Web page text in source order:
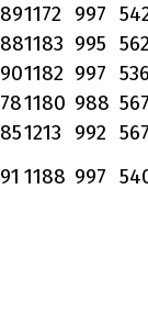
1172 997
1183 995
1182 997
1180 988
1213 992
1188 997